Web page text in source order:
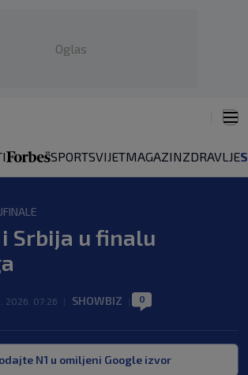
Oglas
SPORTSVIJETMAGAZINZDRAVLJE
Srbija u finalu
2026. 07:26 SHOWBIZ 0
N1 u omiljeni Google izvor